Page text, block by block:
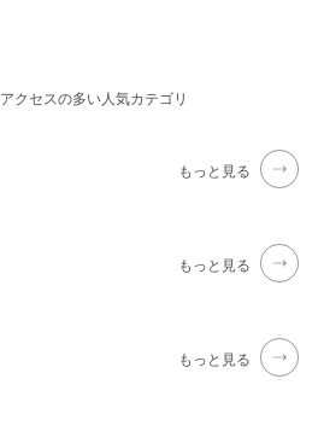
アクセスの多い人気カテゴリ
もっと見る
もっと見る
もっと見る